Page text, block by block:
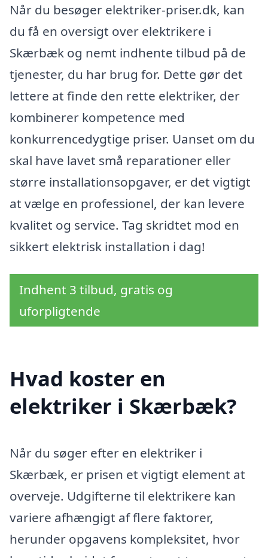
Når du besøger elektriker-priser.dk, kan
du få en oversigt over elektrikere i
Skærbæk og nemt indhente tilbud på de
tjenester, du har brug for. Dette gør det
lettere at finde den rette elektriker, der
kombinerer kompetence med
konkurrencedygtige priser. Uanset om du
skal have lavet små reparationer eller
større installationsopgaver, er det vigtigt
at vælge en professionel, der kan levere
kvalitet og service. Tag skridtet mod en
sikkert elektrisk installation i dag!
Indhent 3 tilbud, gratis og
uforpligtende
Hvad koster en
elektriker i Skærbæk?
Når du søger efter en elektriker i
Skærbæk, er prisen et vigtigt element at
overveje. Udgifterne til elektrikere kan
variere afhængigt af flere faktorer,
herunder opgavens kompleksitet, hvor